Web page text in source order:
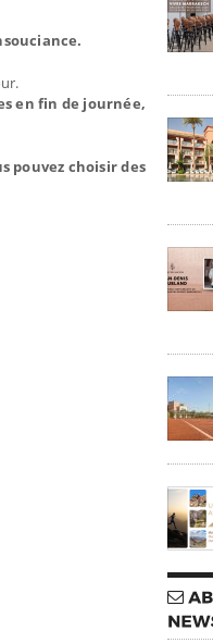
en fin de journée,
pouvez choisir des